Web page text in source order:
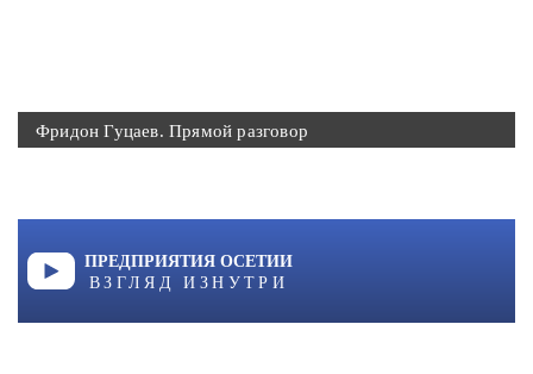
Фридон Гуцаев. Прямой разговор
ПРЕДПРИЯТИЯ ОСЕТИИ
ВЗГЛЯД ИЗНУТРИ